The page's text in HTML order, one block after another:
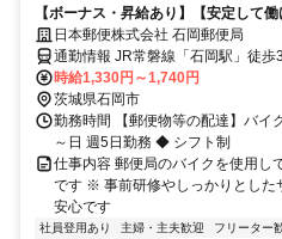
【ボーナス・昇給あり】【安定して
顔』をつなぐお仕事してみませんか？
日本郵便株式会社 石岡郵便局
通勤情報 JR常磐線「石岡駅」徒歩
時給1,330円～1,740円
茨城県石岡市
勤務時間 【郵便物等の配達】バ
～日 週5日勤務 ◆ シフト制
仕事内容 郵便局のバイクを使用し
です ※ 事前研修やしっかりとした
安心です
社員登用あり 主婦・主夫歓迎 フリーター